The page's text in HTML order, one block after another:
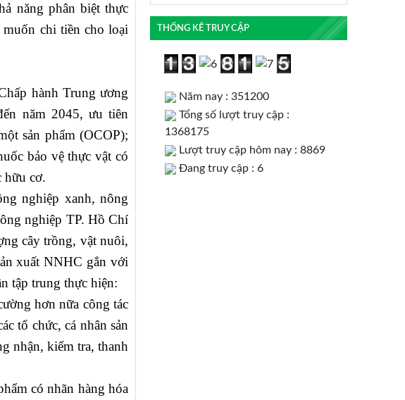
năng phân biệt thực
chi tiền cho loại
hành Trung ương
năm 2045, ưu tiên
sản phẩm (OCOP);
bảo vệ thực vật có
hữu cơ.
nghiệp xanh, nông
nghiệp TP. Hồ Chí
cây trồng, vật nuôi,
xuất NNHC gắn với
tập trung thực hiện:
hơn nữa công tác
tổ chức, cá nhân sản
nhận, kiểm tra, thanh
có nhãn hàng hóa
THỐNG KÊ TRUY CẬP
Năm nay : 351200
Tổng số lượt truy cập :
1368175
Lượt truy cập hôm nay : 8869
Đang truy cập : 6